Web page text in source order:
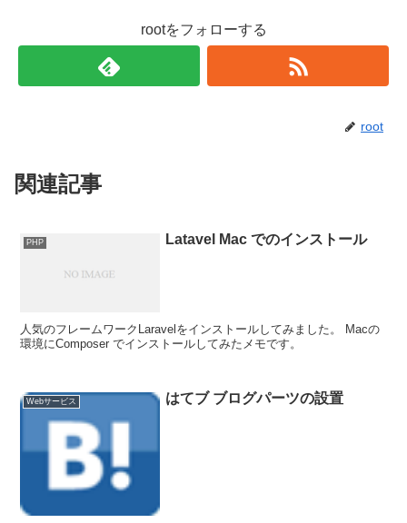
rootをフォローする
root
関連記事
PHP Latavel Mac でのインストール
人気のフレームワークLaravelをインストールしてみました。 Macの
環境にComposer でインストールしてみたメモです。
Webサービス はてブ ブログパーツの設置